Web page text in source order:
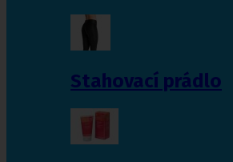
Stahovací prádlo